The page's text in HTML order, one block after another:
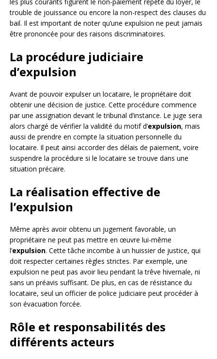
les plus courants figurent le non-paiement répété du loyer, le
trouble de jouissance ou encore la non-respect des clauses du
bail. Il est important de noter qu’une expulsion ne peut jamais
être prononcée pour des raisons discriminatoires.
La procédure judiciaire
d’expulsion
Avant de pouvoir expulser un locataire, le propriétaire doit
obtenir une décision de justice. Cette procédure commence
par une assignation devant le tribunal d’instance. Le juge sera
alors chargé de vérifier la validité du motif d’expulsion, mais
aussi de prendre en compte la situation personnelle du
locataire. Il peut ainsi accorder des délais de paiement, voire
suspendre la procédure si le locataire se trouve dans une
situation précaire.
La réalisation effective de
l’expulsion
Même après avoir obtenu un jugement favorable, un
propriétaire ne peut pas mettre en œuvre lui-même
l’expulsion. Cette tâche incombe à un huissier de justice, qui
doit respecter certaines règles strictes. Par exemple, une
expulsion ne peut pas avoir lieu pendant la trêve hivernale, ni
sans un préavis suffisant. De plus, en cas de résistance du
locataire, seul un officier de police judiciaire peut procéder à
son évacuation forcée.
Rôle et responsabilités des
différents acteurs